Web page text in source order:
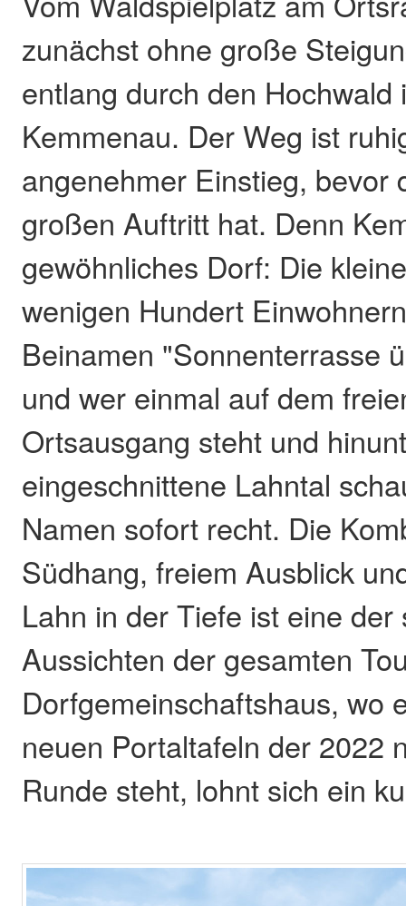
zunächst ohne große
entlang durch den Hochwald
Kemmenau. Der Weg ist
angenehmer Einstieg, bevor
großen Auftritt hat. Denn
gewöhnliches Dorf: Die
wenigen Hundert
Beinamen "Sonnenterrasse
und wer einmal auf dem
Ortsausgang steht und
eingeschnittene Lahntal
Namen sofort recht. Die
Südhang, freiem Ausblick
Lahn in der Tiefe ist eine der
Aussichten der gesamten
Dorfgemeinschaftshaus, wo
neuen Portaltafeln der 2022
Runde steht, lohnt sich ein